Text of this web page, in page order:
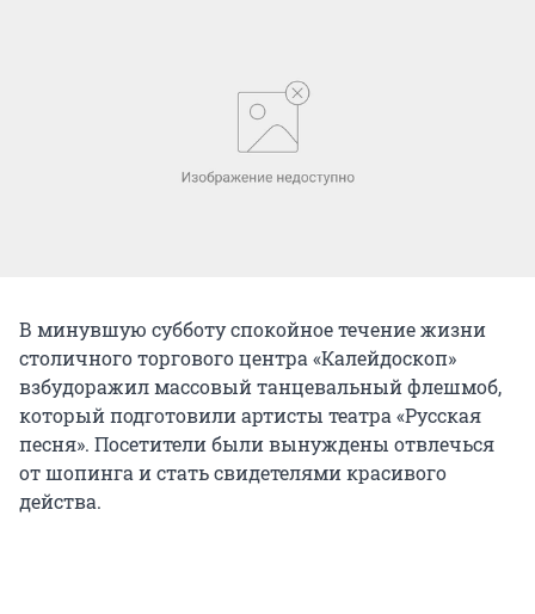
В минувшую субботу спокойное течение жизни
столичного торгового центра «Калейдоскоп»
взбудоражил массовый танцевальный флешмоб,
который подготовили артисты театра «Русская
песня». Посетители были вынуждены отвлечься
от шопинга и стать свидетелями красивого
действа.